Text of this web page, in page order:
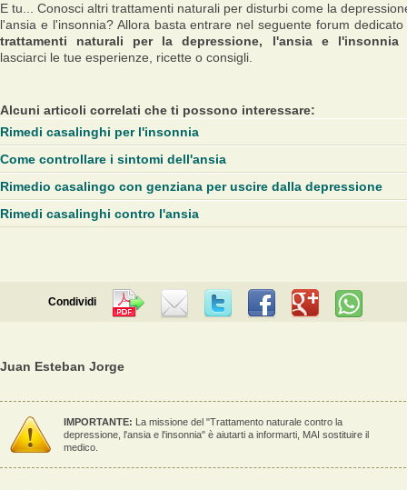
E tu... Conosci altri trattamenti naturali per disturbi come la
l'ansia e l'insonnia? Allora basta entrare nel seguente forum dedicato
trattamenti naturali per la depressione, l'ansia e l'insonnia
lasciarci le tue esperienze, ricette o consigli.
Alcuni articoli correlati che ti possono interessare:
Rimedi casalinghi per l'insonnia
Come controllare i sintomi dell'ansia
Rimedio casalingo con genziana per uscire dalla depressione
Rimedi casalinghi contro l'ansia
Condividi
Juan Esteban Jorge
IMPORTANTE: La missione del "Trattamento naturale contro la
depressione, l'ansia e l'insonnia" è aiutarti a informarti, MAI sostituire il
medico.